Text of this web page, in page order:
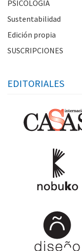
PSICOLOGIA
Sustentabilidad
Edición propia
SUSCRIPCIONES
EDITORIALES